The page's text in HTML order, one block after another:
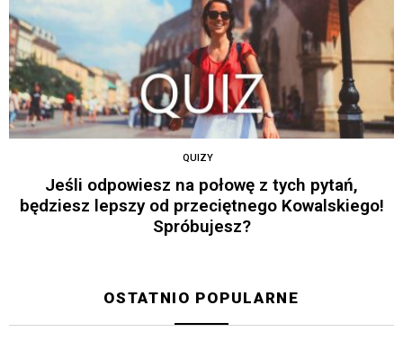
QUIZY
Jeśli odpowiesz na połowę z tych pytań,
będziesz lepszy od przeciętnego Kowalskiego!
Spróbujesz?
OSTATNIO POPULARNE